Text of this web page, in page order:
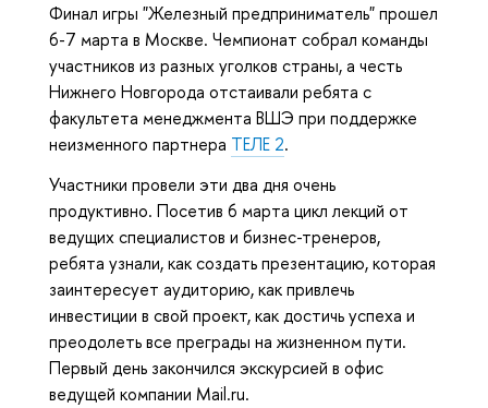
Финал игры "Железный предприниматель" прошел
6-7 марта в Москве. Чемпионат собрал команды
участников из разных уголков страны, а честь
Нижнего Новгорода отстаивали ребята с
факультета менеджмента ВШЭ при поддержке
неизменного партнера ТЕЛЕ 2.
Участники провели эти два дня очень
продуктивно. Посетив 6 марта цикл лекций от
ведущих специалистов и бизнес-тренеров,
ребята узнали, как создать презентацию, которая
заинтересует аудиторию, как привлечь
инвестиции в свой проект, как достичь успеха и
преодолеть все преграды на жизненном пути.
Первый день закончился экскурсией в офис
ведущей компании Mail.ru.